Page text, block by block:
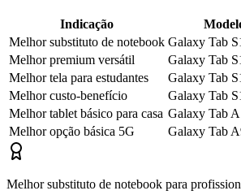
Indicação
Melhor substituto de notebook Galaxy Tab
Melhor premium versátil
Galaxy Tab
Melhor tela para estudantes
Galaxy Tab
Melhor custo-benefício
Galaxy Tab
Melhor tablet básico para casa Galaxy Tab
Melhor opção básica 5G
Galaxy Tab
Melhor substituto de notebook para